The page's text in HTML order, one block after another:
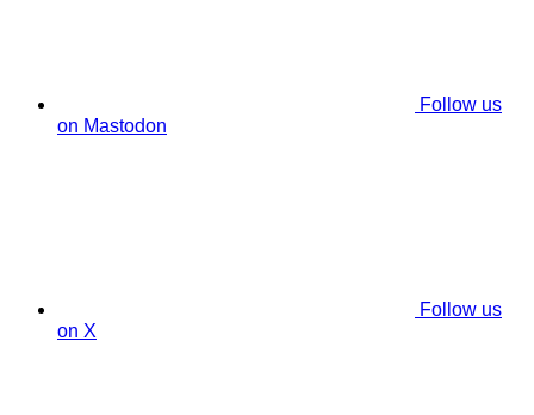
Follow us
on Mastodon
Follow us
on X